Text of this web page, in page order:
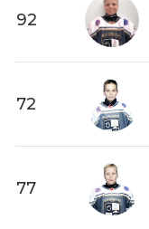
92
72
77